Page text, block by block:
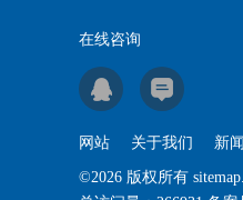
在线咨询
网站 关于我们 新
©2026 版权所有